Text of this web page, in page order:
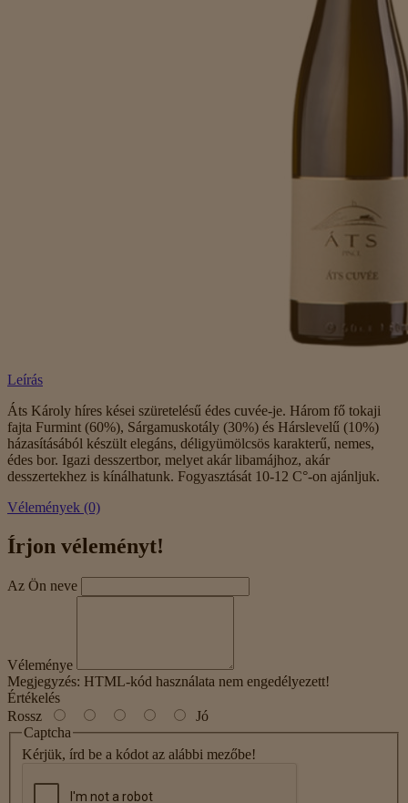
Leírás
Áts Károly híres kései szüretelésű édes cuvée-je. Három fő tokaji
fajta Furmint (60%), Sárgamuskotály (30%) és Hárslevelű (10%)
házasításából készült elegáns, déligyümölcsös karakterű, nemes,
édes bor. Igazi desszertbor, melyet akár libamájhoz, akár
desszertekhez is kínálhatunk. Fogyasztását 10-12 C°-on ajánljuk.
Vélemények (0)
Írjon véleményt!
Az Ön neve
Véleménye
Megjegyzés: HTML-kód használata nem engedélyezett!
Értékelés
Rossz
Jó
Captcha
Kérjük, írd be a kódot az alábbi mezőbe!